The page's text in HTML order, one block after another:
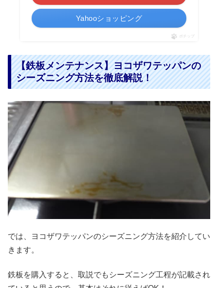
Yahooショッピング
ポチップ
【鉄板メンテナンス】ヨコザワテッパンの
シーズニング方法を徹底解説！
では、ヨコザワテッパンのシーズニング方法を紹介してい
きます。
鉄板を購入すると、取説でもシーズニング工程が記載され